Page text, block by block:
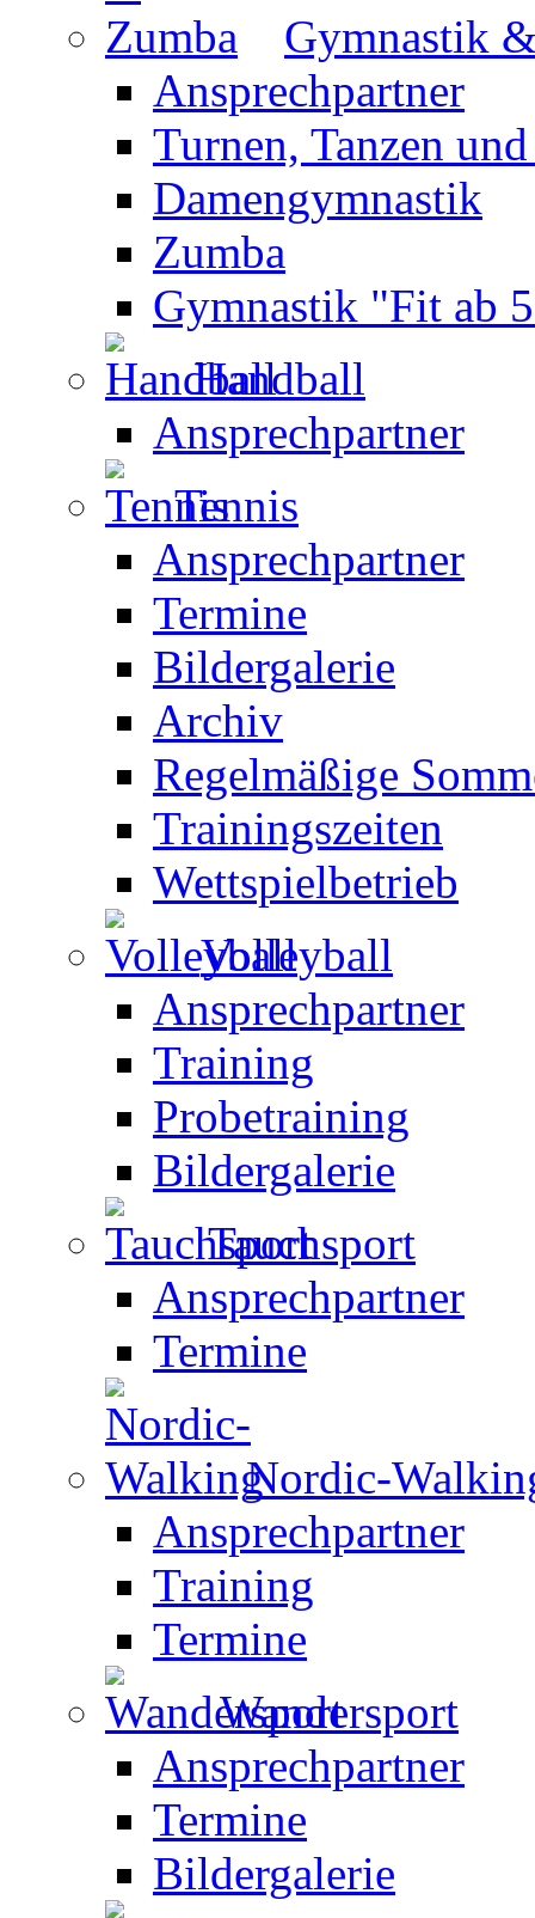
Gymnastik
Ansprechpartner
Turnen, Tanzen
Damengymnastik
Zumba
Gymnastik "Fit ab
Handball
Ansprechpartner
Tennis
Ansprechpartner
Termine
Bildergalerie
Archiv
Regelmäßige
Trainingszeiten
Wettspielbetrieb
Volleyball
Ansprechpartner
Training
Probetraining
Bildergalerie
Tauchsport
Ansprechpartner
Termine
Nordic-
Ansprechpartner
Training
Termine
Wandersport
Ansprechpartner
Termine
Bildergalerie